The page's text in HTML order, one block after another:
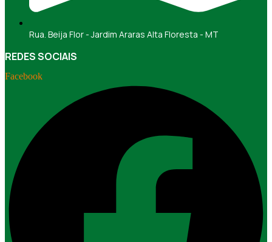
Rua. Beija Flor - Jardim Araras Alta Floresta - MT
REDES SOCIAIS
Facebook